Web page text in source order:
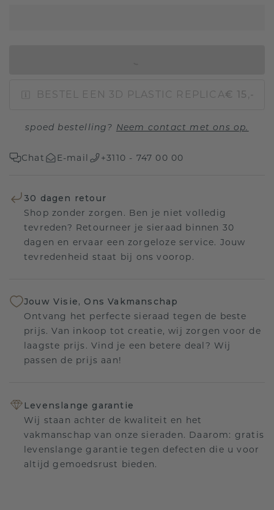
BESTEL EEN 3D PLASTIC REPLICA€ 15,-
spoed bestelling? Neem contact met ons op.
Chat E-mail +3110 - 747 00 00
30 dagen retour
Shop zonder zorgen. Ben je niet volledig
tevreden? Retourneer je sieraad binnen 30
dagen en ervaar een zorgeloze service. Jouw
tevredenheid staat bij ons voorop.
Jouw Visie, Ons Vakmanschap
Ontvang het perfecte sieraad tegen de beste
prijs. Van inkoop tot creatie, wij zorgen voor de
laagste prijs. Vind je een betere deal? Wij
passen de prijs aan!
Levenslange garantie
Wij staan achter de kwaliteit en het
vakmanschap van onze sieraden. Daarom: gratis
levenslange garantie tegen defecten die u voor
altijd gemoedsrust bieden.